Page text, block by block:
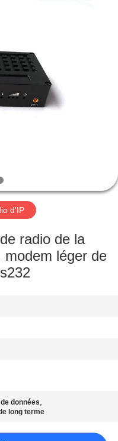
d'IP
radio de la
léger de
données,
long terme